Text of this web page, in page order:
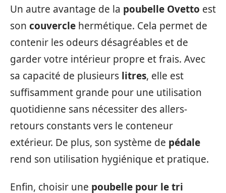
Un autre avantage de la poubelle Ovetto est
son couvercle hermétique. Cela permet de
contenir les odeurs désagréables et de
garder votre intérieur propre et frais. Avec
sa capacité de plusieurs litres, elle est
suffisamment grande pour une utilisation
quotidienne sans nécessiter des allers-
retours constants vers le conteneur
extérieur. De plus, son système de pédale
rend son utilisation hygiénique et pratique.
Enfin, choisir une poubelle pour le tri